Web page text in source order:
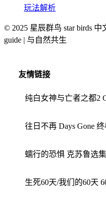
玩法解析
© 2025 星辰群鸟 star birds 中
guide | 与自然共生
友情链接